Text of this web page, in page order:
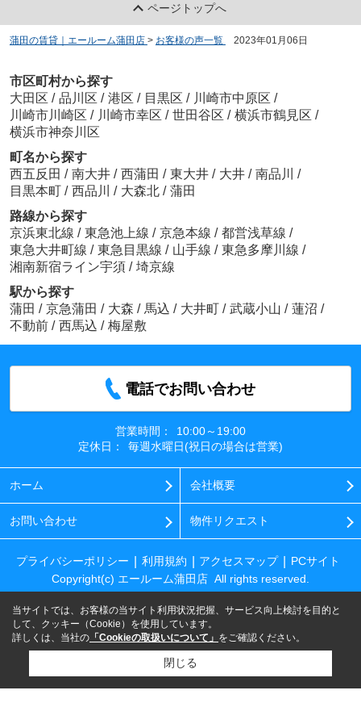
ページトップへ
蒲田の賃貸｜エールーム蒲田店 > お客様の声一覧 2023年01月06日
市区町村から探す
大田区 / 品川区 / 港区 / 目黒区 / 川崎市中原区 /
川崎市川崎区 / 川崎市幸区 / 世田谷区 / 横浜市鶴見区 /
横浜市神奈川区
町名から探す
西五反田 / 南大井 / 西蒲田 / 東大井 / 大井 / 南品川 /
目黒本町 / 西品川 / 大森北 / 蒲田
路線から探す
京浜東北線 / 東急池上線 / 京急本線 / 都営浅草線 /
東急大井町線 / 東急目黒線 / 山手線 / 東急多摩川線 /
湘南新宿ライン宇須 / 埼京線
駅から探す
蒲田 / 京急蒲田 / 大森 / 馬込 / 大井町 / 武蔵小山 / 蓮沼 /
不動前 / 西馬込 / 梅屋敷
電話でお問い合わせ
営業時間：
10:00～19:00
定休日：
毎週水曜日(祝日の場合は営業)
ホーム 会社概要
お問い合わせ 物件リクエスト
プライバシーポリシー 利用規約 アクセスマップ
PCサイト
Copyright(c) エールーム蒲田店 All rights reserved.
当サイトでは、お客様の当サイト利用状況把握、サービス向上検討を目的と
して、クッキー（Cookie）を使用しています。
詳しくは、当社の 「Cookieの取扱いについて」 をご確認ください。
閉じる